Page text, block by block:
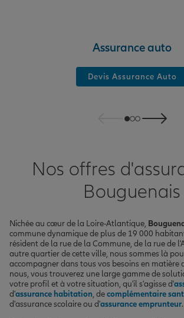
Assurance auto
Devis Assurance Auto
Nos offres
Bouguenais
Nichée au cœur de la Loire-Atlantique,
commune dynamique de plus de 19 000
résident de la rue de la Commune, de la rue de
autre quartier de cette ville, nous sommes là
accompagner dans tous vos besoins en matière
nous, vous trouverez une large gamme de
votre profil et à votre situation, qu'il s'agisse d'
d'assurance habitation, decomplémentaire
d'assurance scolaire ou d'assurance emprunteur.